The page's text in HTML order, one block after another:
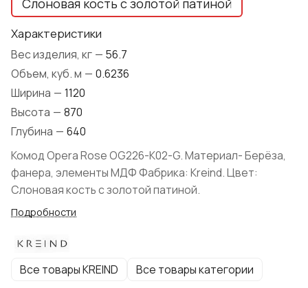
Слоновая кость с золотой патиной
Характеристики
Вес изделия, кг — 56.7
Объем, куб. м — 0.6236
Ширина — 1120
Высота — 870
Глубина — 640
Комод Opera Rose OG226-K02-G. Материал- Берёза,
фанера, элементы МДФ Фабрика: Kreind. Цвет:
Слоновая кость с золотой патиной.
Подробности
Все товары KREIND Все товары категории